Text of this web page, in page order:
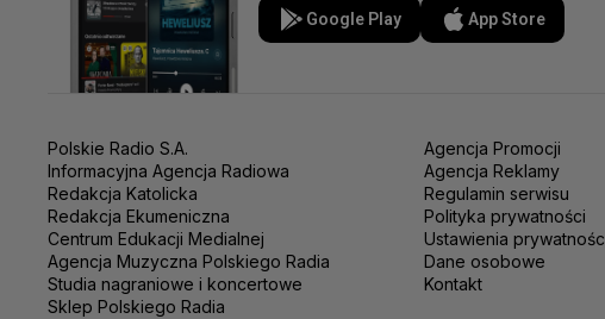
Google Play App Store
Polskie Radio S.A.
Informacyjna Agencja Radiowa
Redakcja Katolicka
Redakcja Ekumeniczna
Centrum Edukacji Medialnej
Agencja Muzyczna Polskiego Radia
Studia nagraniowe i koncertowe
Sklep Polskiego Radia
Agencja Promocji
Agencja Reklamy
Regulamin serwisu
Polityka prywatności
Ustawienia
Dane osobowe
Kontakt